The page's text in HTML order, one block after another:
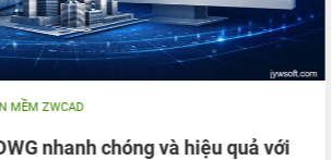
MỀM ZWCAD
nhanh chóng và hiệu quả với